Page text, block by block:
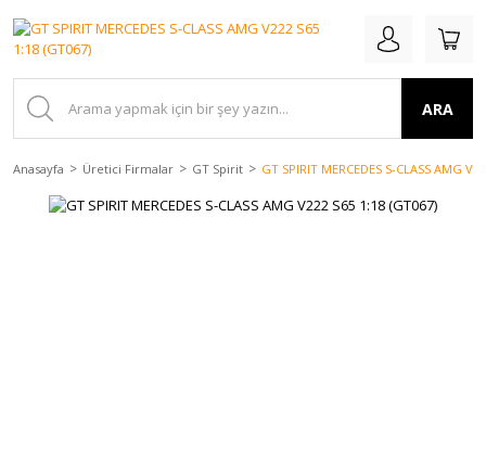
ARA
Anasayfa Üretici Firmalar GT Spirit GT SPIRIT MERCEDES S-CLASS AMG